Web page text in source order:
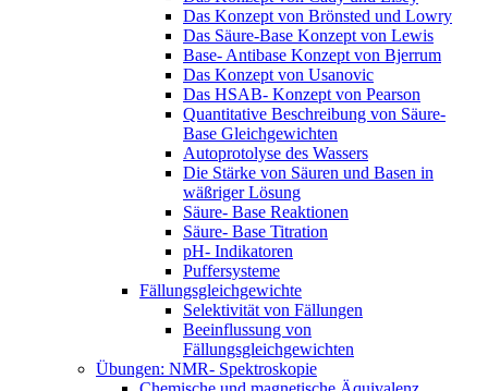
Das Konzept von Brönsted und Lowry
Das Säure-Base Konzept von Lewis
Base- Antibase Konzept von Bjerrum
Das Konzept von Usanovic
Das HSAB- Konzept von Pearson
Quantitative Beschreibung von Säure-
Base Gleichgewichten
Autoprotolyse des Wassers
Die Stärke von Säuren und Basen in
wäßriger Lösung
Säure- Base Reaktionen
Säure- Base Titration
pH- Indikatoren
Puffersysteme
Fällungsgleichgewichte
Selektivität von Fällungen
Beeinflussung von
Fällungsgleichgewichten
Übungen: NMR- Spektroskopie